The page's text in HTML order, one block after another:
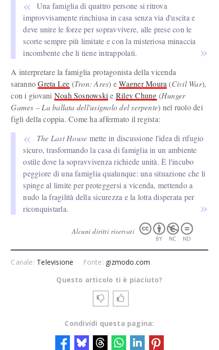
Una famiglia di quattro persone si ritrova
improvvisamente rinchiusa in casa senza via d'uscita e
deve unire le forze per sopravvivere, alle prese con le
scorte sempre più limitate e con la misteriosa minaccia
incombente che li tiene intrappolati.
A interpretare la famiglia protagonista della vicenda
sarannoGreta Lee (Tron: Ares) eWagner Moura (Civil War),
con i giovani Noah Sosnowski e Riley Chung (Hunger
Games – La ballata dell'usignolo del serpente) nel ruolo dei
figli della coppia. Come ha affermato il regista:
The Last House mette in discussione l'idea di rifugio
sicuro, trasformando la casa di famiglia in un ambiente
ostile dove la sopravvivenza richiede unità. È l'incubo
peggiore di una famiglia qualunque: una situazione che li
spinge al limite per proteggersi a vicenda, mettendo a
nudo la fragilità della sicurezza e la lotta disperata per
riconquistarla.
Alcuni diritti riservati
Canale: Televisione Fonte: gizmodo.com
Questo articolo ti è piaciuto?
Condividi questa pagina: